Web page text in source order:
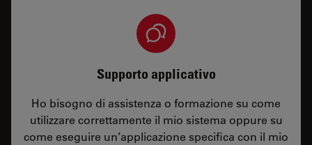
Supporto applicativo
Ho bisogno di assistenza o formazione su come
utilizzare correttamente il mio sistema oppure su
come eseguire un’applicazione specifica con il mio